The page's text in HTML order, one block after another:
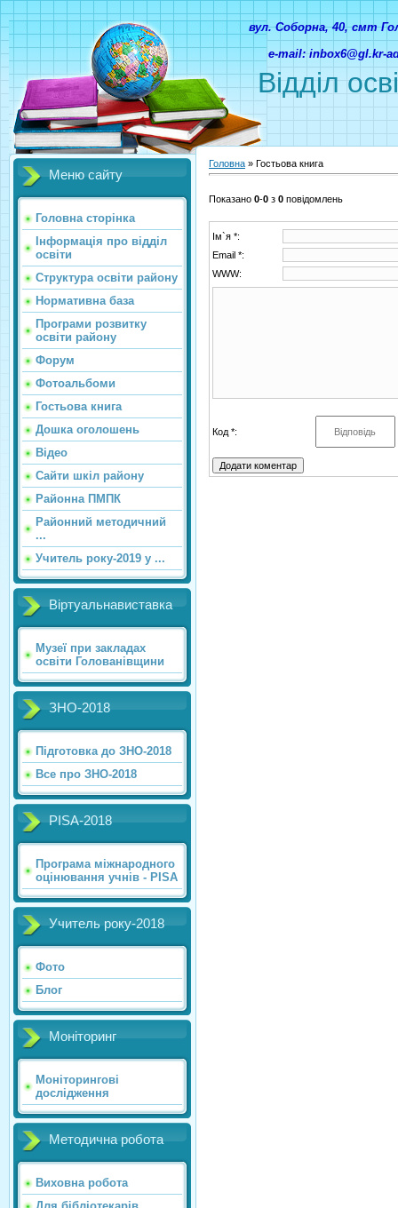
Відділ
вул. Соборна, 40, смт
e-mail: inbox6@gl.kr-
Меню сайту
Головна сторінка
Інформація про відділ
освіти
Структура освіти району
Нормативна база
Програми розвитку
освіти району
Форум
Фотоальбоми
Гостьова книга
Дошка оголошень
Відео
Сайти шкіл району
Районна ПМПК
Районний методичний
...
Учитель року-2019 у ...
Віртуальнавиставка
Музеї при закладах
освіти Голованівщини
ЗНО-2018
Підготовка до ЗНО-2018
Все про ЗНО-2018
PISA-2018
Програма міжнародного
оцінювання учнів - PISA
Учитель року-2018
Фото
Блог
Моніторинг
Моніторингові
дослідження
Методична робота
Виховна робота
Головна » Гостьова книга
Показано 0-0 з 0 повідомлень
Ім`я *:
Email *:
WWW:
Код *: